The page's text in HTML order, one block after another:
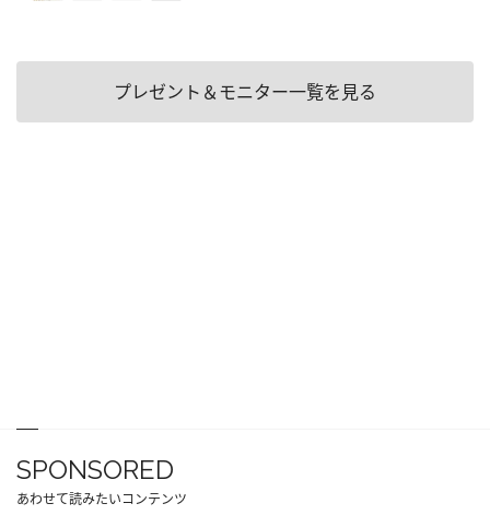
プレゼント＆モニター一覧を見る
SPONSORED
あわせて読みたいコンテンツ